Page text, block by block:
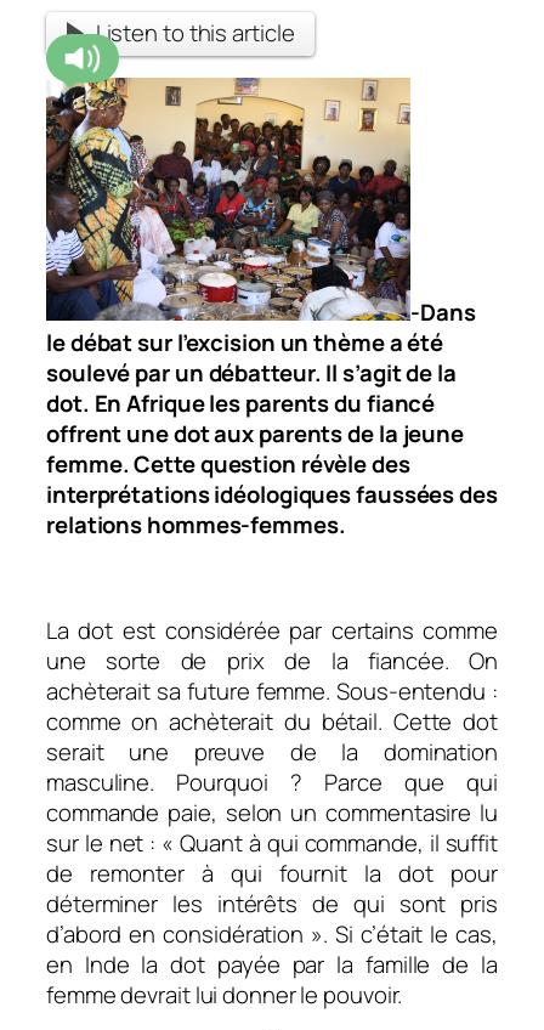
Listen to this article
-Dans
le débat sur l’excision un thème a été
soulevé par un débatteur. Il s’agit de la
dot. En Afrique les parents du fiancé
offrent une dot aux parents de la jeune
femme. Cette question révèle des
interprétations idéologiques faussées des
relations hommes-femmes.
La dot est considérée par certains comme
une sorte de prix de la fiancée. On
achèterait sa future femme. Sous-entendu :
comme on achèterait du bétail. Cette dot
serait une preuve de la domination
masculine. Pourquoi ? Parce que qui
commande paie, selon un commentasire lu
sur le net : «Quant à qui commande, il suffit
de remonter à qui fournit la dot pour
déterminer les intérêts de qui sont pris
d’abord en considération ». Si c’était le cas,
en Inde la dot payée par la famille de la
femme devrait lui donner le pouvoir.